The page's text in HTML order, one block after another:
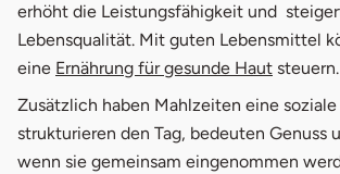
5. Unterernährung im Alter
6. Ernährung für Diabetiker
erhöht die Leistungsfähigkeit und
Lebensqualität. Mit guten Lebensmittel
eine Ernährung für gesunde Haut steuern.
Zusätzlich haben Mahlzeiten eine
strukturieren den Tag, bedeuten Genuss
wenn sie gemeinsam eingenommen